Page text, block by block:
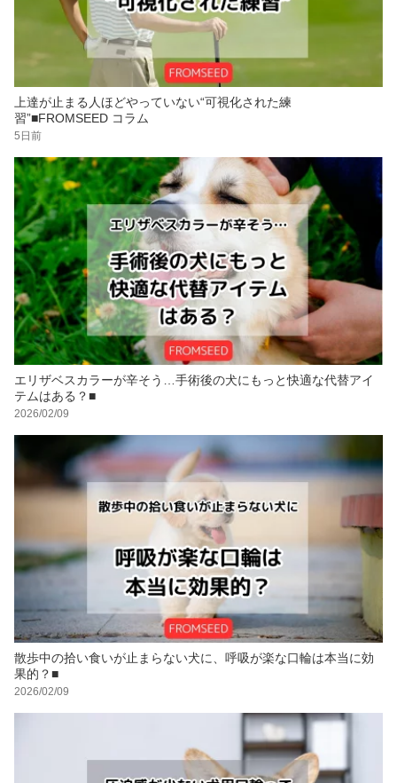
上達が止まる人ほどやっていない“可視化された練
習”■FROMSEED コラム
5日前
エリザベスカラーが辛そう…手術後の犬にもっと快適な代替アイ
テムはある？■
2026/02/09
散歩中の拾い食いが止まらない犬に、呼吸が楽な口輪は本当に効
果的？■
2026/02/09